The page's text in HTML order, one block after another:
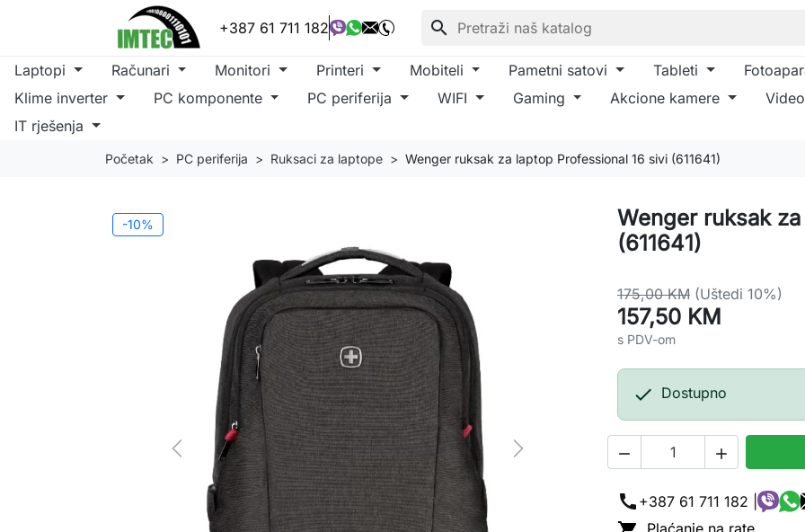
+387 61 711 182 search
Laptopi Računari Monitori Printeri Mobiteli Pametni satovi Tableti
Klime inverter
PC komponente PC periferija WIFI Gaming Akcione kamere
IT rješenja
Početak PC periferija Ruksaci za laptope Wenger ruksak za laptop Professional 16 sivi (611641)
-10%
Previous Next
Wenger ruksak
(611641)
175,00 KM (Uštedi 10%)
157,50 KM
s PDV-om
 Dostupno
 
call +387 61 711 182 |